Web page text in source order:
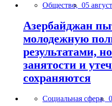
Общество, 05
Азербайджан
молодежную
результатами,
занятости и
сохраняются
Социальная сфера,